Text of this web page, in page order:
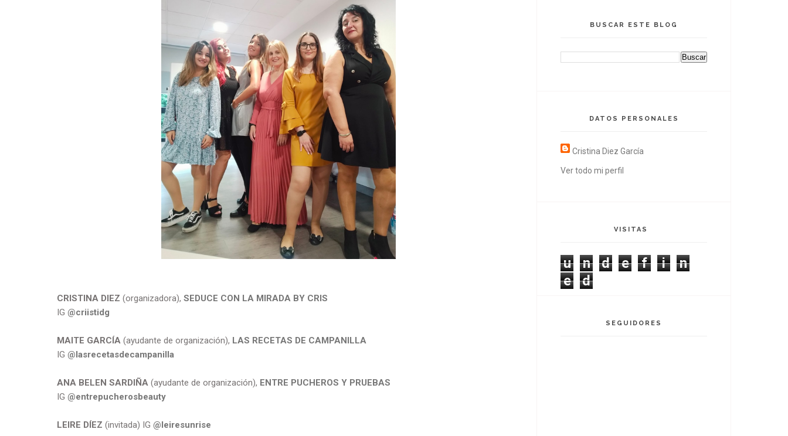
CRISTINA DIEZ (organizadora), SEDUCE CON LA MIRADA BY CRIS
IG @criistidg
MAITE GARCÍA (ayudante de organización), LAS RECETAS DE CAMPANILLA
IG @lasrecetasdecampanilla
ANA BELEN SARDIÑA (ayudante de organización), ENTRE PUCHEROS Y PRUEBAS
IG @entrepucherosbeauty
LEIRE DÍEZ (invitada) IG @leiresunrise
BUSCAR ESTE BLOG
DATOS PERSONALES
Cristina Diez García
Ver todo mi perfil
VISITAS
u n d e f i
n
e
d
SEGUIDORES